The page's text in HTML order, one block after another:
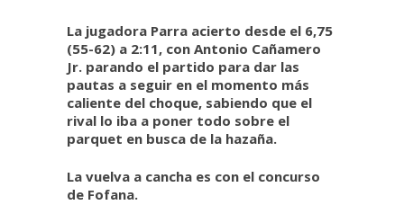
La jugadora Parra acierto desde el 6,75
(55-62) a 2:11, con Antonio Cañamero
Jr. parando el partido para dar las
pautas a seguir en el momento más
caliente del choque, sabiendo que el
rival lo iba a poner todo sobre el
parquet en busca de la hazaña.
La vuelva a cancha es con el concurso
de Fofana.